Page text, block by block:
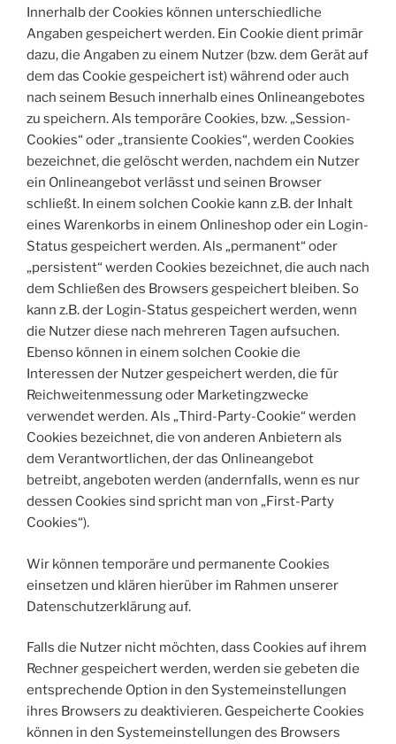
Innerhalb der Cookies können unterschiedliche
Angaben gespeichert werden. Ein Cookie dient primär
dazu, die Angaben zu einem Nutzer (bzw. dem Gerät auf
dem das Cookie gespeichert ist) während oder auch
nach seinem Besuch innerhalb eines Onlineangebotes
zu speichern. Als temporäre Cookies, bzw. „Session-
Cookies“ oder „transiente Cookies“, werden Cookies
bezeichnet, die gelöscht werden, nachdem ein Nutzer
ein Onlineangebot verlässt und seinen Browser
schließt. In einem solchen Cookie kann z.B. der Inhalt
eines Warenkorbs in einem Onlineshop oder ein Login-
Status gespeichert werden. Als „permanent“ oder
„persistent“ werden Cookies bezeichnet, die auch nach
dem Schließen des Browsers gespeichert bleiben. So
kann z.B. der Login-Status gespeichert werden, wenn
die Nutzer diese nach mehreren Tagen aufsuchen.
Ebenso können in einem solchen Cookie die
Interessen der Nutzer gespeichert werden, die für
Reichweitenmessung oder Marketingzwecke
verwendet werden. Als „Third-Party-Cookie“ werden
Cookies bezeichnet, die von anderen Anbietern als
dem Verantwortlichen, der das Onlineangebot
betreibt, angeboten werden (andernfalls, wenn es nur
dessen Cookies sind spricht man von „First-Party
Cookies“).
Wir können temporäre und permanente Cookies
einsetzen und klären hierüber im Rahmen unserer
Datenschutzerklärung auf.
Falls die Nutzer nicht möchten, dass Cookies auf ihrem
Rechner gespeichert werden, werden sie gebeten die
entsprechende Option in den Systemeinstellungen
ihres Browsers zu deaktivieren. Gespeicherte Cookies
können in den Systemeinstellungen des Browsers